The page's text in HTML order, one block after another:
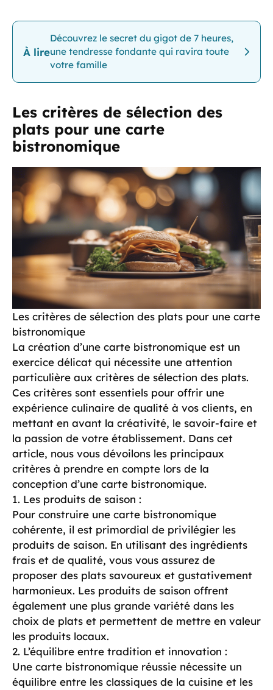
À lire
Découvrez le secret du gigot de 7 heures,
une tendresse fondante qui ravira toute
votre famille
Les critères de sélection des
plats pour une carte
bistronomique
Les critères de sélection des plats pour une carte
bistronomique
La création d’une carte bistronomique est un
exercice délicat qui nécessite une attention
particulière aux critères de sélection des plats.
Ces critères sont essentiels pour offrir une
expérience culinaire de qualité à vos clients, en
mettant en avant la créativité, le savoir-faire et
la passion de votre établissement. Dans cet
article, nous vous dévoilons les principaux
critères à prendre en compte lors de la
conception d’une carte bistronomique.
1. Les produits de saison :
Pour construire une carte bistronomique
cohérente, il est primordial de privilégier les
produits de saison. En utilisant des ingrédients
frais et de qualité, vous vous assurez de
proposer des plats savoureux et gustativement
harmonieux. Les produits de saison offrent
également une plus grande variété dans les
choix de plats et permettent de mettre en valeur
les produits locaux.
2. L’équilibre entre tradition et innovation :
Une carte bistronomique réussie nécessite un
équilibre entre les classiques de la cuisine et les